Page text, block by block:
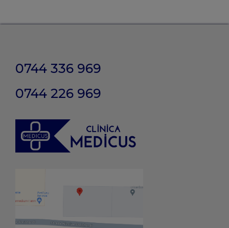
0744 336 969
0744 226 969